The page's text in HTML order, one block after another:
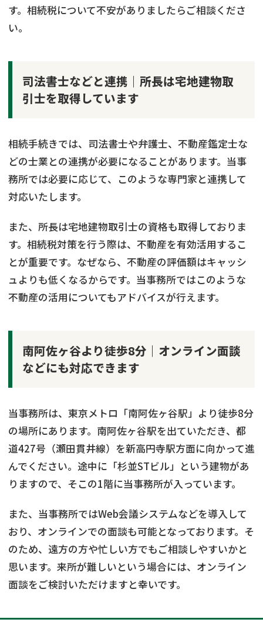
す。相続税について不安がありましたらご相談くださ
い。
司法書士などと連携｜所長は宅地建物取
引士を取得しています
相続手続きでは、司法書士や弁護士、不動産鑑定士な
どの士業との連携が必要になることがあります。当事
務所では必要に応じて、このような専門家と連携して
対応いたします。
また、所長は宅地建物取引士の資格も取得しておりま
す。相続税対策を行う際は、不動産を有効活用するこ
とが重要です。なぜなら、不動産の評価額はキャッシ
ュよりも低くなるからです。当事務所ではこのような
不動産の活用についてもアドバイスが行えます。
南阿佐ヶ谷より徒歩8分｜オンライン面談
などにも対応できます
当事務所は、東京メトロ「南阿佐ヶ谷駅」より徒歩8分
の場所にあります。南阿佐ヶ谷駅を出ていただき、都
道427号（瀬田貫井線）を新高円寺駅方面に向かって進
んでください。途中に「杉並STビル」という建物があ
りますので、そこの1階に当事務所が入っています。
また、当事務所ではWeb会議システムなどを導入して
おり、オンラインでの面談も可能となっております。そ
のため、遠方の方や忙しい方でもご相談しやすいかと
思います。来所が難しいという場合には、オンライン
面談をご検討いただけますと幸いです。